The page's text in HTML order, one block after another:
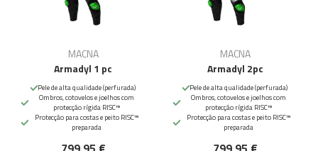
MACNA
Armadyl 1 pc
Pele de alta qualidade (perfurada)
Ombros, cotovelos e joelhos com
protecção rígida RISC™
Protecção para costas e peito RISC™
preparada
MACNA
Armadyl 2pc
Pele de alta qualidade (perfurada)
Ombros, cotovelos e joelhos com
protecção rígida RISC™
Protecção para costas e peito RISC™
preparada